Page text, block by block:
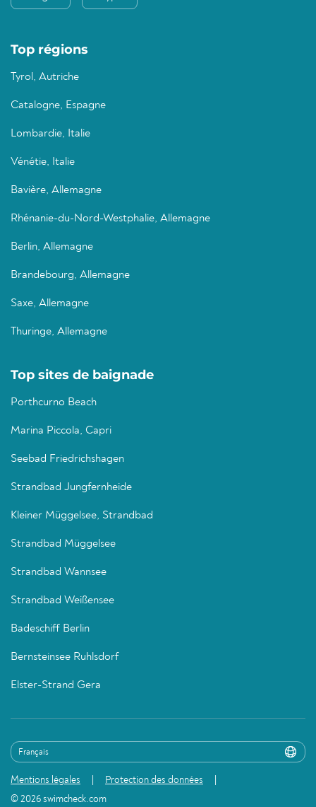
Top régions
Tyrol, Autriche
Catalogne, Espagne
Lombardie, Italie
Vénétie, Italie
Bavière, Allemagne
Rhénanie-du-Nord-Westphalie, Allemagne
Berlin, Allemagne
Brandebourg, Allemagne
Saxe, Allemagne
Thuringe, Allemagne
Top sites de baignade
Porthcurno Beach
Marina Piccola, Capri
Seebad Friedrichshagen
Strandbad Jungfernheide
Kleiner Müggelsee, Strandbad
Strandbad Müggelsee
Strandbad Wannsee
Strandbad Weißensee
Badeschiff Berlin
Bernsteinsee Ruhlsdorf
Elster-Strand Gera
Mentions légales
Protection des données
© 2026 swimcheck.com